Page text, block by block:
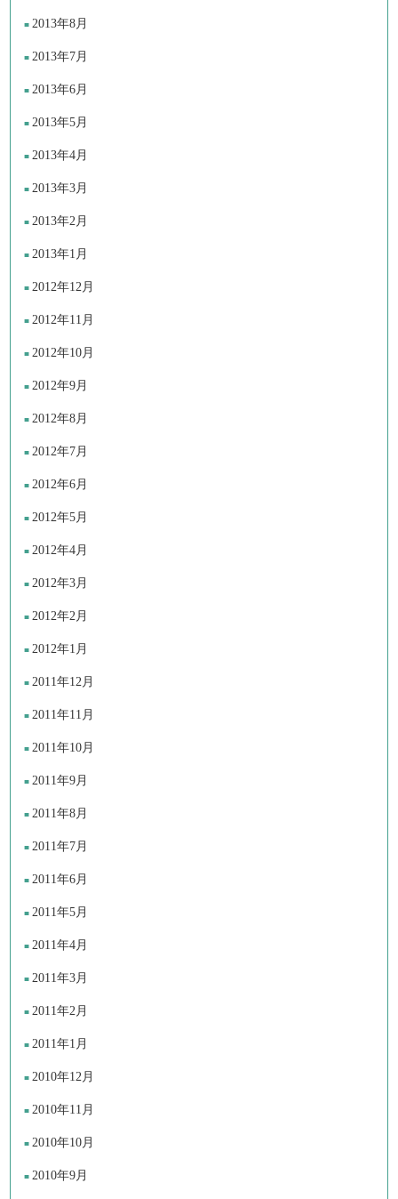
2013年8月
2013年7月
2013年6月
2013年5月
2013年4月
2013年3月
2013年2月
2013年1月
2012年12月
2012年11月
2012年10月
2012年9月
2012年8月
2012年7月
2012年6月
2012年5月
2012年4月
2012年3月
2012年2月
2012年1月
2011年12月
2011年11月
2011年10月
2011年9月
2011年8月
2011年7月
2011年6月
2011年5月
2011年4月
2011年3月
2011年2月
2011年1月
2010年12月
2010年11月
2010年10月
2010年9月